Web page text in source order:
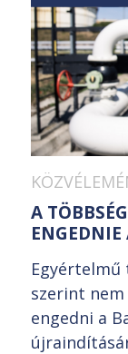
A
Egyértelmű
szerint
engedni a